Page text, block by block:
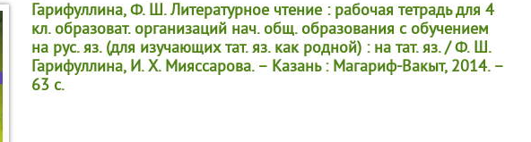
Гарифуллина, Ф. Ш. Литературное чтение : рабочая тетрадь для 4
кл. образоват. организаций нач. общ. образования с обучением
на рус. яз. (для изучающих тат. яз. как родной) : на тат. яз. / Ф. Ш.
Гарифуллина, И. Х. Мияссарова. – Казань : Магариф-Вакыт, 2014. –
63 с.